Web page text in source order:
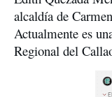
alcaldía de
Actualmente es
Regional del